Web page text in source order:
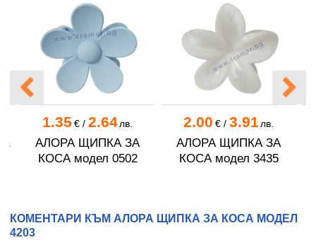
1.35 €/ 2.64 лв.
АЛОРА ЩИПКА ЗА
КОСА модел 0502
2.00 €/ 3.91 лв.
АЛОРА ЩИПКА ЗА
КОСА модел 3435
КОМЕНТАРИ КЪМ АЛОРА ЩИПКА ЗА КОСА МОДЕЛ
4203